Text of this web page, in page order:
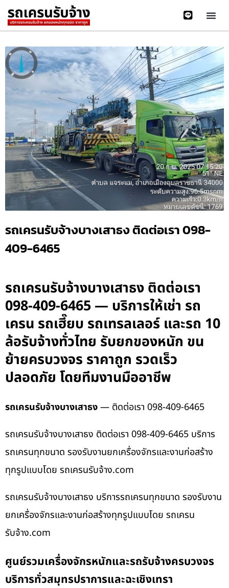
รถเครนรับจ้างบางเสาธง ติดต่อเรา 098-
409-6465
รถเครนรับจ้างบางเสาธง ติดต่อเรา
098-409-6465 — บริการให้เช่า รถ
เครน รถเฮี๊ยบ รถเทรลเลอร์ และรถ 10
ล้อรับจ้างทั่วไทย รับยกของหนัก ขน
ย้ายครบวงจร ราคาถูก รวดเร็ว
ปลอดภัย โดยทีมงานมืออาชีพ
รถเครนรับจ้างบางเสาธง— ติดต่อเรา 098-409-6465
รถเครนรับจ้างบางเสาธง ติดต่อเรา 098-409-6465 บริการ
รถเครนทุกขนาด รองรับงานยกเครื่องจักรและงานก่อสร้าง
ทุกรูปแบบโดย รถเครนรับจ้าง.com
รถเครนรับจ้างบางเสาธง บริการรถเครนทุกขนาด รองรับงาน
ยกเครื่องจักรและงานก่อสร้างทุกรูปแบบโดย รถเครน
รับจ้าง.com
ศูนย์รวมเครื่องจักรหนักและรถรับจ้างครบวงจร
บริการทั่วสมุทรปราการและฉะเชิงเทรา